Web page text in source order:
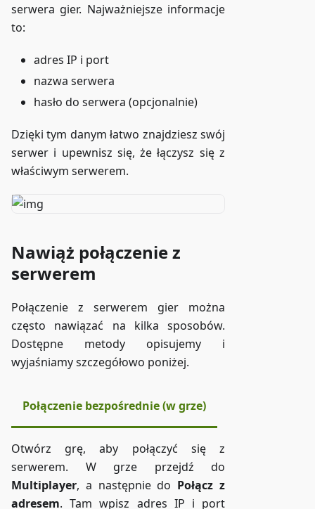
serwera gier. Najważniejsze informacje
to:
adres IP i port
nazwa serwera
hasło do serwera (opcjonalnie)
Dzięki tym danym łatwo znajdziesz swój
serwer i upewnisz się, że łączysz się z
właściwym serwerem.
Nawiąż połączenie z
serwerem
Połączenie z serwerem gier można
często nawiązać na kilka sposobów.
Dostępne metody opisujemy i
wyjaśniamy szczegółowo poniżej.
Połączenie bezpośrednie (w grze)
Otwórz grę, aby połączyć się z
serwerem. W grze przejdź do
Multiplayer, a następnie do Połącz z
adresem. Tam wpisz adres IP i port